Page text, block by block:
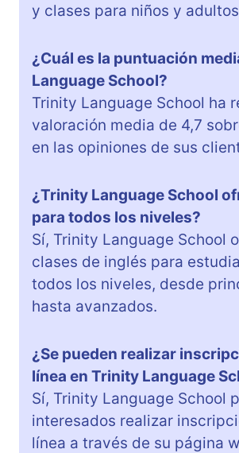
y clases para niños y
¿Cuál es la puntuación
Language School?
Trinity Language School ha
valoración media de 4,7
en las opiniones de sus
¿Trinity Language School
para todos los niveles?
Sí, Trinity Language School
clases de inglés para
todos los niveles, desde
hasta avanzados.
¿Se pueden realizar
línea en Trinity Language
Sí, Trinity Language School
interesados realizar
línea a través de su página